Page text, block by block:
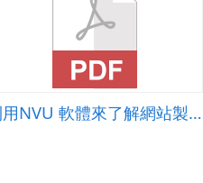
利用NVU 軟體來了解網站製作的相關知識或概念